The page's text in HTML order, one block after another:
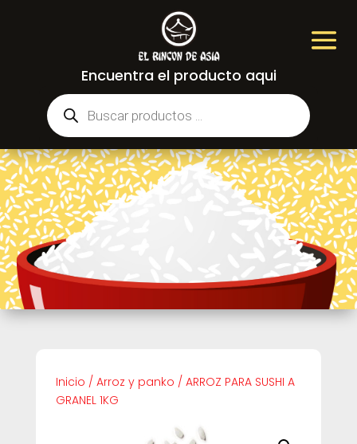
Encuentra el producto aqui
Búsqueda
de
productos
Inicio / Arroz y panko / ARROZ PARA SUSHI A
GRANEL 1KG